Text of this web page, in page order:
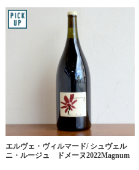
エルヴェ・ヴィルマード/ シュヴェル
ニ・ルージュ ドメーヌ2022Magnum